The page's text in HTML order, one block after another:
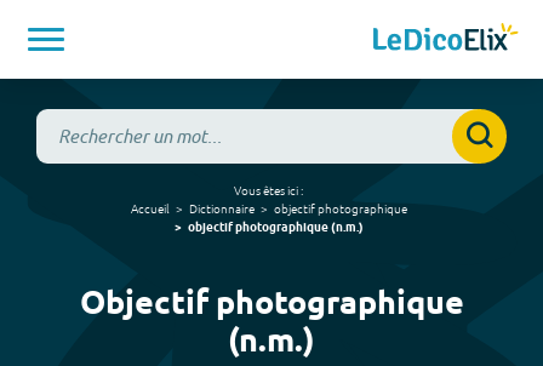
Vous êtes ici :
Accueil
Dictionnaire objectif photographique
objectif photographique(n.m.)
Objectif photographique
(n.m.)